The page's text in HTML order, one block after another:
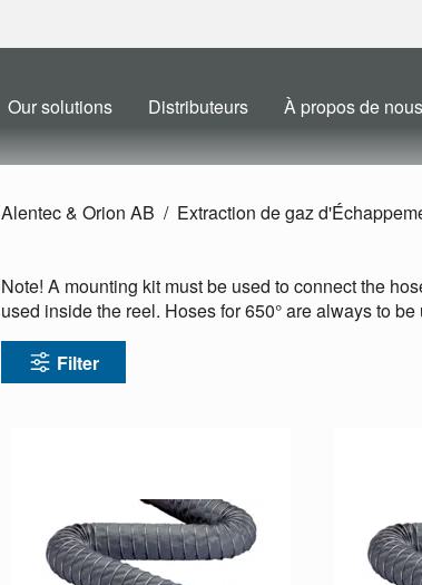
Our solutions Distributeurs À propos de nous
Alentec & Orion AB Extraction de gaz
Note! A mounting kit must be used to connect the
used inside the reel. Hoses for 650° are always to
Filter